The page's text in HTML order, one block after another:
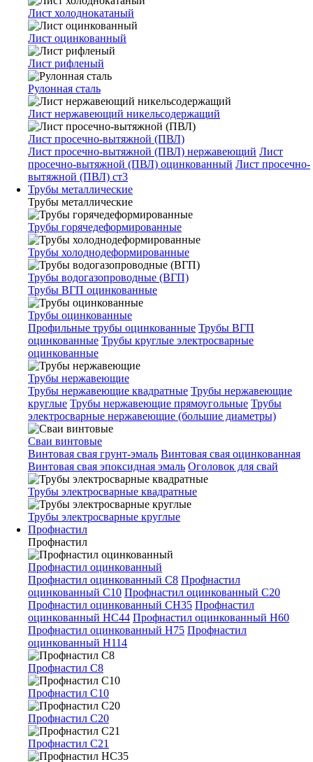
Лист холоднокатаный
Лист оцинкованный
Лист рифленый
Рулонная сталь
Лист нержавеющий никельсодержащий
Лист просечно-вытяжной (ПВЛ)
Лист просечно-вытяжной (ПВЛ) нержавеющий Лист
просечно-вытяжной (ПВЛ) оцинкованный Лист просечно-
вытяжной (ПВЛ) ст3
Трубы металлические
Трубы металлические
Трубы горячедеформированные
Трубы холоднодеформированные
Трубы водогазопроводные (ВГП)
Трубы ВГП оцинкованные
Трубы оцинкованные
Профильные трубы оцинкованные Трубы ВГП
оцинкованные Трубы круглые электросварные
оцинкованные
Трубы нержавеющие
Трубы нержавеющие квадратные Трубы нержавеющие
круглые Трубы нержавеющие прямоугольные Трубы
электросварные нержавеющие (большие диаметры)
Сваи винтовые
Винтовая свая грунт-эмаль Винтовая свая оцинкованная
Винтовая свая эпоксидная эмаль Оголовок для свай
Трубы электросварные квадратные
Трубы электросварные круглые
Профнастил
Профнастил
Профнастил оцинкованный
Профнастил оцинкованный С8 Профнастил
оцинкованный С10 Профнастил оцинкованный С20
Профнастил оцинкованный СН35 Профнастил
оцинкованный НС44 Профнастил оцинкованный Н60
Профнастил оцинкованный Н75 Профнастил
оцинкованный Н114
Профнастил С8
Профнастил С10
Профнастил С20
Профнастил С21